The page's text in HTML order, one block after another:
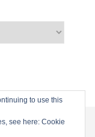
to use this
see here: Cookie